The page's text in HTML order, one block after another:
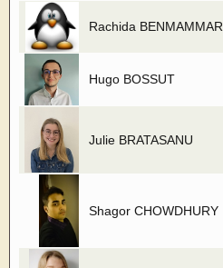
Rachida BENMAMMAR
Hugo BOSSUT
Julie BRATASANU
Shagor CHOWDHURY